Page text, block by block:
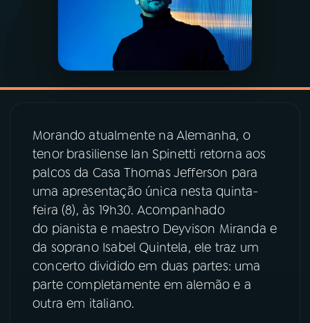
06VIDEOCASTS
07ÚLTIMAS
08PRÊMIO RÁDIO MEC
ACOMPANHE A RÁDIO MEC
Instagram X
Morando atualmente na Alemanha, o
tenor brasiliense Ian Spinetti retorna aos
palcos da Casa Thomas Jefferson para
uma apresentação única nesta quinta-
feira (8), às 19h30. Acompanhado
do pianista e maestro Deyvison Miranda e
da soprano Isabel Quintela, ele traz um
concerto dividido em duas partes: uma
parte completamente em alemão e a
outra em italiano.